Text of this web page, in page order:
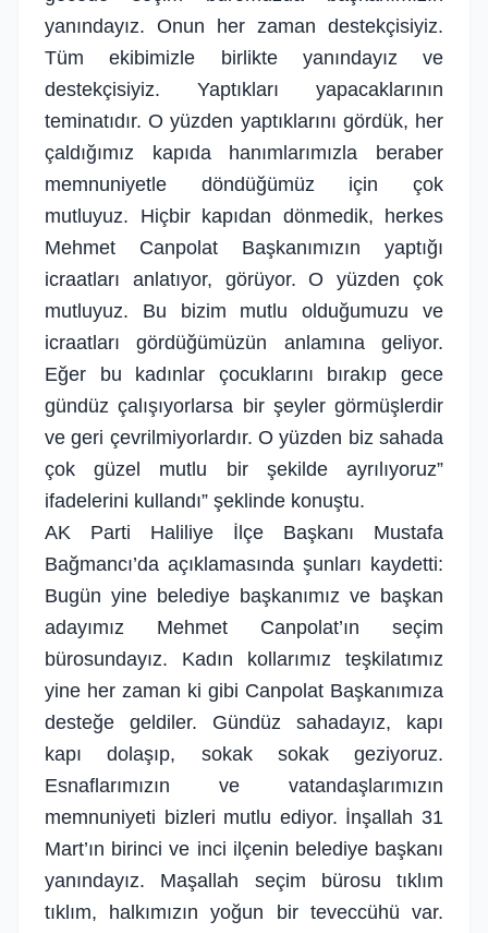
yanındayız. Onun her zaman destekçisiyiz.
Tüm ekibimizle birlikte yanındayız ve
destekçisiyiz. Yaptıkları yapacaklarının
teminatıdır. O yüzden yaptıklarını gördük, her
çaldığımız kapıda hanımlarımızla beraber
memnuniyetle döndüğümüz için çok
mutluyuz. Hiçbir kapıdan dönmedik, herkes
Mehmet Canpolat Başkanımızın yaptığı
icraatları anlatıyor, görüyor. O yüzden çok
mutluyuz. Bu bizim mutlu olduğumuzu ve
icraatları gördüğümüzün anlamına geliyor.
Eğer bu kadınlar çocuklarını bırakıp gece
gündüz çalışıyorlarsa bir şeyler görmüşlerdir
ve geri çevrilmiyorlardır. O yüzden biz sahada
çok güzel mutlu bir şekilde ayrılıyoruz”
ifadelerini kullandı” şeklinde konuştu.
AK Parti Haliliye İlçe Başkanı Mustafa
Bağmancı’da açıklamasında şunları kaydetti:
Bugün yine belediye başkanımız ve başkan
adayımız Mehmet Canpolat’ın seçim
bürosundayız. Kadın kollarımız teşkilatımız
yine her zaman ki gibi Canpolat Başkanımıza
desteğe geldiler. Gündüz sahadayız, kapı
kapı dolaşıp, sokak sokak geziyoruz.
Esnaflarımızın ve vatandaşlarımızın
memnuniyeti bizleri mutlu ediyor. İnşallah 31
Mart’ın birinci ve inci ilçenin belediye başkanı
yanındayız. Maşallah seçim bürosu tıklım
tıklım, halkımızın yoğun bir teveccühü var.